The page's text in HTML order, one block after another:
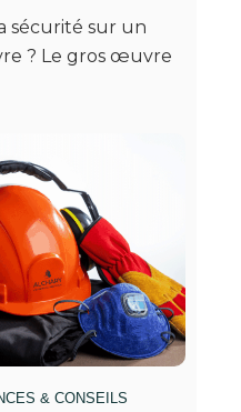
sécurité sur un
? Le gros œuvre
& CONSEILS